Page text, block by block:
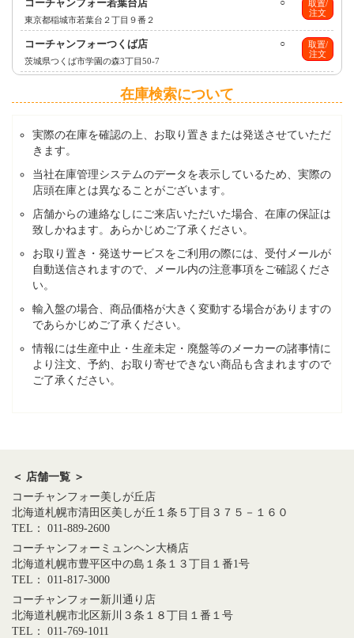
取置/
注文
コーチャンフォー若葉台店
東京都稲城市若葉台２丁目９番２
取置/
注文
○
コーチャンフォーつくば店
茨城県つくば市学園の森3丁目50-7
在庫検索について
実際の在庫を確認の上、お取り置きまたは発送させていただ
きます。
当社在庫管理システムのデータを表示しているため、実際の
店頭在庫とは異なることがございます。
店舗からの連絡なしにご来店いただいた場合、在庫の保証は
致しかねます。あらかじめご了承ください。
お取り置き・発送サービスをご利用の際には、受付メールが
自動送信されますので、メール内の注意事項をご確認くださ
い。
輸入盤の場合、商品価格が大きく変動する場合がありますの
であらかじめご了承ください。
情報には生産中止・生産未定・廃盤等のメーカーの諸事情に
より注文、予約、お取り寄せできない商品も含まれますので
ご了承ください。
＜ 店舗一覧 ＞
コーチャンフォー美しが丘店
北海道札幌市清田区美しが丘１条５丁目３７５－１６０
TEL： 011-889-2600
コーチャンフォーミュンヘン大橋店
北海道札幌市豊平区中の島１条１３丁目１番1号
TEL： 011-817-3000
コーチャンフォー新川通り店
北海道札幌市北区新川３条１８丁目１番１号
TEL： 011-769-1011